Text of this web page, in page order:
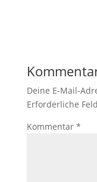
Deine E-Mail-
Erforderliche
Kommentar *